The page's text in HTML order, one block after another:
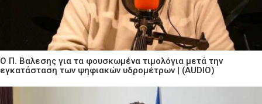
Ο Π. Βαλεσης για τα φουσκωμένα τιμολόγια μετά την
εγκατάσταση των ψηφιακών υδρομέτρων | (AUDIO)